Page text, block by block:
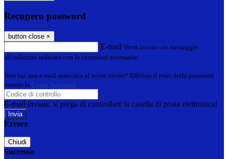
Recupero password
button close ×
E-mail Verrà inviato un messaggio
all'indirizzo indicato con le istruzioni necessarie.
Non hai una e-mail associata al nome utente? Effettua il reset della password
tramite la Login Spaggiari
E-mail inviata, si prega di controllare la casella di posta elettronica!
Errore
Chiudi
Successo